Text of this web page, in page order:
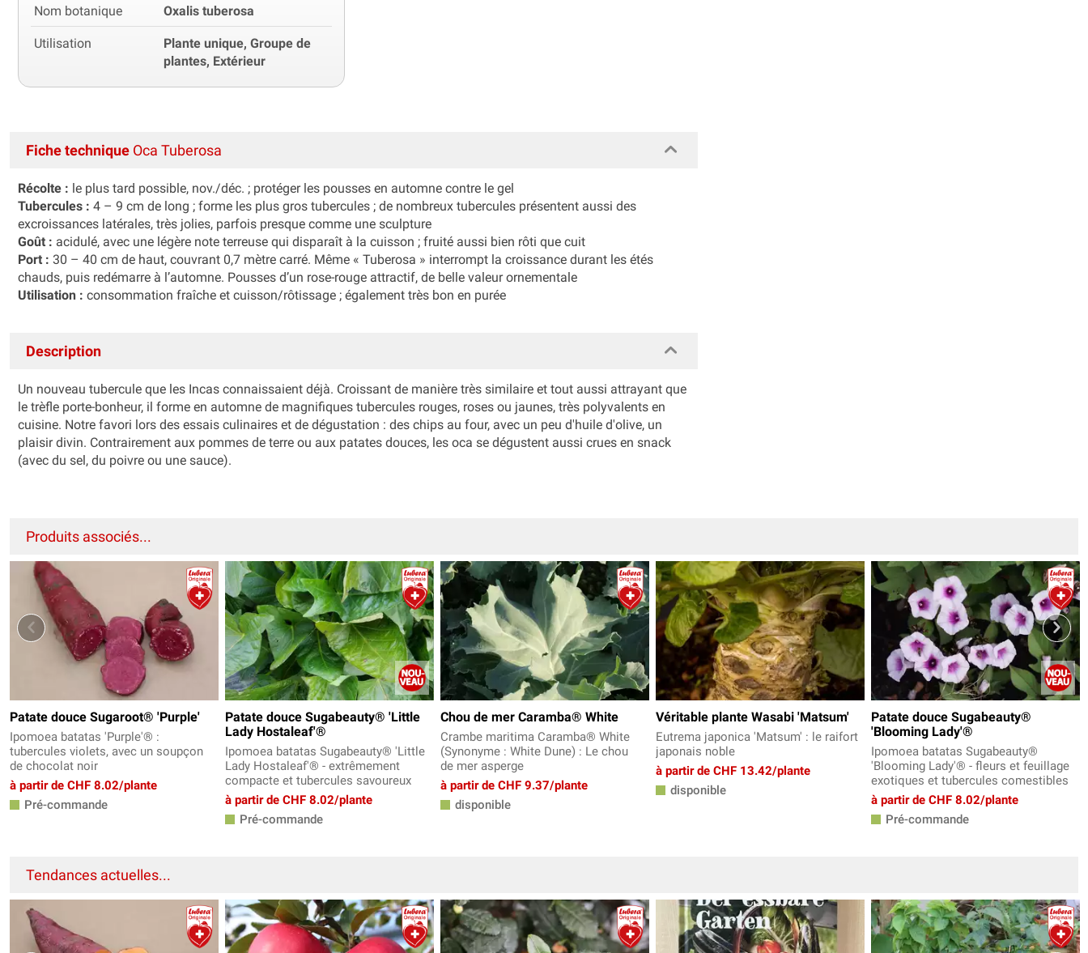
Nom botanique Oxalis tuberosa
Utilisation
Plante unique, Groupe de
plantes, Extérieur
Fiche technique Oca Tuberosa
Récolte : le plus tard possible, nov./déc. ; protéger les pousses en automne contre le gel
Tubercules : 4 – 9 cm de long ; forme les plus gros tubercules ; de nombreux tubercules présentent aussi des
excroissances latérales, très jolies, parfois presque comme une sculpture
Goût : acidulé, avec une légère note terreuse qui disparaît à la cuisson ; fruité aussi bien rôti que cuit
Port : 30 – 40 cm de haut, couvrant 0,7 mètre carré. Même « Tuberosa » interrompt la croissance durant les étés
chauds, puis redémarre à l’automne. Pousses d’un rose-rouge attractif, de belle valeur ornementale
Utilisation : consommation fraîche et cuisson/rôtissage ; également très bon en purée
Description
Un nouveau tubercule que les Incas connaissaient déjà. Croissant de manière très similaire et tout aussi attrayant que
le trèfle porte-bonheur, il forme en automne de magnifiques tubercules rouges, roses ou jaunes, très polyvalents en
cuisine. Notre favori lors des essais culinaires et de dégustation : des chips au four, avec un peu d'huile d'olive, un
plaisir divin. Contrairement aux pommes de terre ou aux patates douces, les oca se dégustent aussi crues en snack
(avec du sel, du poivre ou une sauce).
Produits associés...
Patate douce Sugaroot® 'Purple'
Ipomoea batatas 'Purple'® :
tubercules violets, avec un soupçon
de chocolat noir
à partir de CHF 8.02/plante
Pré-commande
Patate douce Sugabeauty® 'Little
Lady Hostaleaf'®
Ipomoea batatas Sugabeauty® 'Little
Lady Hostaleaf'® - extrêmement
compacte et tubercules savoureux
à partir de CHF 8.02/plante
Pré-commande
Chou de mer Caramba® White
Crambe maritima Caramba® White
(Synonyme : White Dune) : Le chou
de mer asperge
à partir de CHF 9.37/plante
disponible
Véritable plante Wasabi 'Matsum'
Eutrema japonica 'Matsum' : le raifort
japonais noble
à partir de CHF 13.42/plante
disponible
Patate douce Sugabeauty®
'Blooming Lady'®
Ipomoea batatas Sugabeauty®
'Blooming Lady'® - fleurs et feuillage
exotiques et tubercules comestibles
à partir de CHF 8.02/plante
Pré-commande
Tendances actuelles...